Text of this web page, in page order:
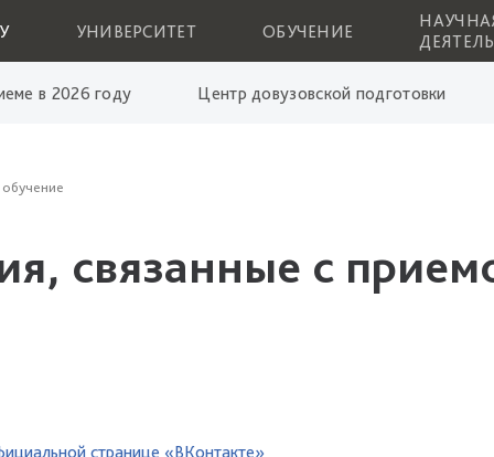
УНИВЕРСИТЕТ ОБУЧЕНИЕ
в 2026 году Центр довузовской подготовки
связанные с
странице «ВКонтакте»